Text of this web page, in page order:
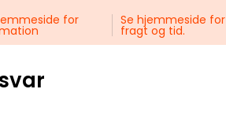
for Se hjemmeside for
fragt og tid.